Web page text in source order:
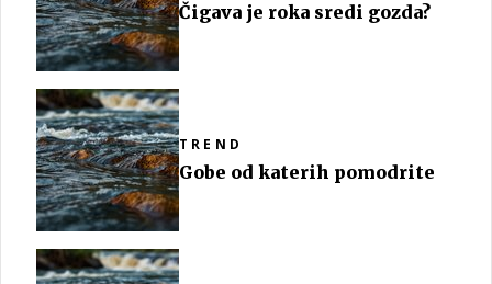
Čigava je roka sredi gozda?
TREND
Gobe od katerih pomodrite